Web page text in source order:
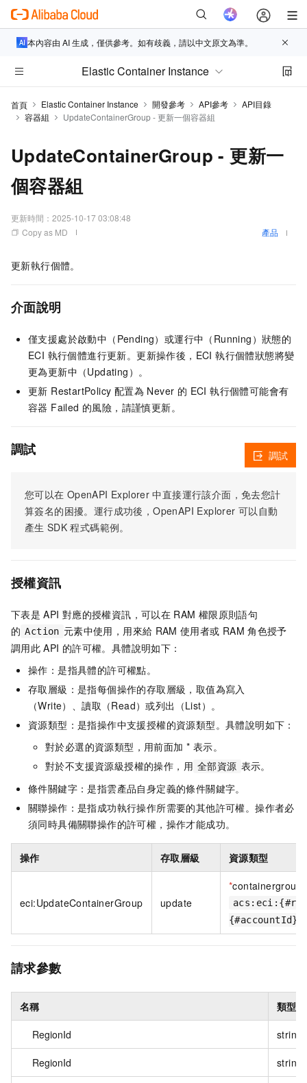
本內容由 AI 生成，僅供參考。如有歧義，請以中文原文為準。
Elastic Container Instance
首頁 Elastic Container Instance 開發參考 API參考
API目錄
容器組
UpdateContainerGroup - 更新一個容器組
UpdateContainerGroup - 更新一
個容器組
更新時間： 2025-10-17 03:08:48
Copy as MD
產品
更新執行個體。
介面說明
僅支援處於啟動中（Pending）或運行中（Running）狀態的
ECI 執行個體進行更新。更新操作後，ECI 執行個體狀態將變
更為更新中（Updating）。
更新 RestartPolicy 配置為 Never 的 ECI 執行個體可能會有
容器 Failed 的風險，請謹慎更新。
調試
您可以在 OpenAPI Explorer 中直接運行該介面，免去您計
算簽名的困擾。運行成功後，OpenAPI Explorer 可以自動
產生 SDK 程式碼範例。
調試
授權資訊
下表是 API 對應的授權資訊，可以在 RAM 權限原則語句
的 Action 元素中使用，用來給 RAM 使用者或 RAM 角色授予
調用此 API 的許可權。具體說明如下：
操作：是指具體的許可權點。
存取層級：是指每個操作的存取層級，取值為寫入
（Write）、讀取（Read）或列出（List）。
資源類型：是指操作中支援授權的資源類型。具體說明如下：
對於必選的資源類型，用前面加 * 表示。
對於不支援資源級授權的操作，用 全部資源 表示。
條件關鍵字：是指雲產品自身定義的條件關鍵字。
關聯操作：是指成功執行操作所需要的其他許可權。操作者必
須同時具備關聯操作的許可權，操作才能成功。
操作 存取層級 資源類型
eci:UpdateContainerGroup update
*containergroup
請求參數
名稱 類型
RegionId string
RegionId string